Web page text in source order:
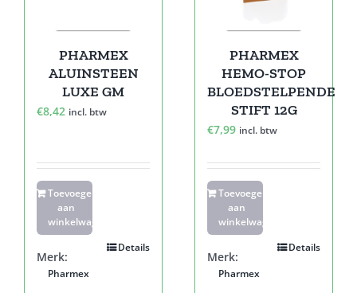
PHARMEX
ALUINSTEEN
LUXE GM
€8,42 incl. btw
Toevoegen
aan
winkelwagen
Details
Merk:
Pharmex
PHARMEX
HEMO-STOP
BLOEDSTELPENDE
STIFT 12G
€7,99 incl. btw
Toevoegen
aan
winkelwagen
Details
Merk:
Pharmex